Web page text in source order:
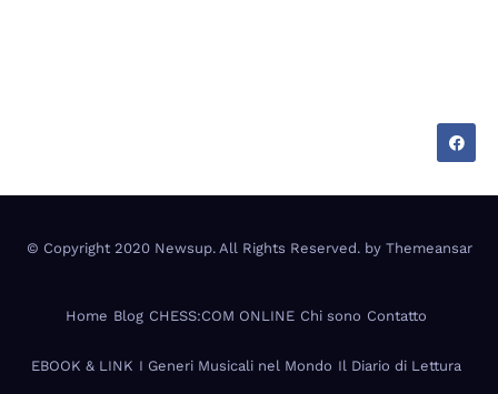
© Copyright 2020 Newsup. All Rights Reserved. by Themeansar
Home Blog CHESS:COM ONLINE Chi sono Contatto
EBOOK & LINK I Generi Musicali nel Mondo Il Diario di Lettura